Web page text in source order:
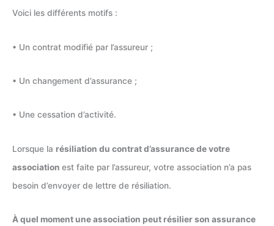
Voici les différents motifs :
• Un contrat modifié par l’assureur ;
• Un changement d’assurance ;
• Une cessation d’activité.
Lorsque la résiliation du contrat d’assurance de votre
association est faite par l’assureur, votre association n’a pas
besoin d’envoyer de lettre de résiliation.
À quel moment une association peut résilier son assurance